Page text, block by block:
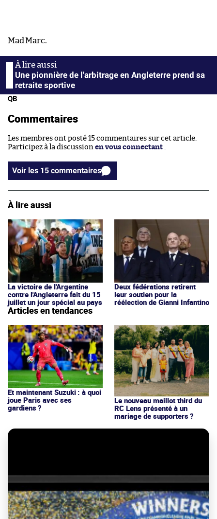
Mad Marc.
Une pionnière de l'arbitrage en Angleterre prend sa
retraite sportive
QB
Commentaires
Les membres ont posté 15 commentaires sur cet article.
Participez à la discussion en vous connectant
Voir les 15 commentaires
À lire aussi
La victoire de l'Argentine
contre l'Angleterre fait du 15
juillet un jour spécial au pays
Deux fédérations retirent
leur soutien pour la
réélection de Gianni Infantino
Articles en tendances
Et maintenant Suzuki : à quoi
joue Paris avec ses
gardiens ?
Le nouveau maillot third du
RC Lens présenté à un
mariage de supporters ?